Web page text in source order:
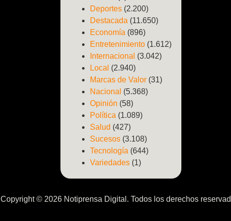
Deportes(2.200)
Destacada (11.650)
Economía (896)
Entretenimiento(1.612)
Internacional (3.042)
Local (2.940)
Marcas de Valor(31)
Nacional (5.368)
Opinión (58)
Política (1.089)
Salud (427)
Sucesos(3.108)
Tecnología (644)
Variedades(1)
Copyright © 2026 Notiprensa Digital. Todos los derechos